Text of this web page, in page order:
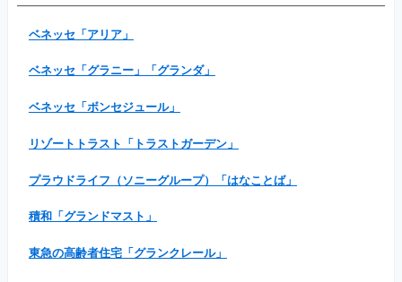
ベネッセ「アリア」
ベネッセ「グラニー」「グランダ」
ベネッセ「ボンセジュール」
リゾートトラスト「トラストガーデン」
プラウドライフ（ソニーグループ）「はなことば」
積和「グランドマスト」
東急の高齢者住宅「グランクレール」